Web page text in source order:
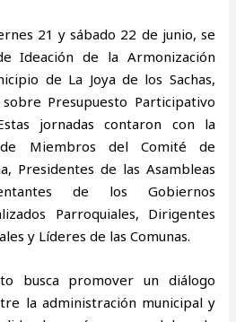
21 y sábado 22 de junio, se
Ideación de la Armonización
de La Joya de los Sachas,
Presupuesto Participativo
jornadas contaron con la
Miembros del Comité de
Presidentes de las Asambleas
de los Gobiernos
Parroquiales, Dirigentes
y Líderes de las Comunas.
busca promover un diálogo
la administración municipal y